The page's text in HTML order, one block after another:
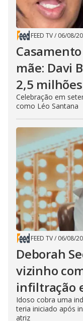
FEED TV/ 06/08/
mãe: Davi
2,5
Celebração em
como Léo Santana
FEED TV/ 06/08/
Deborah
vizinho
infiltração
Idoso cobra uma
teria iniciado após
atriz